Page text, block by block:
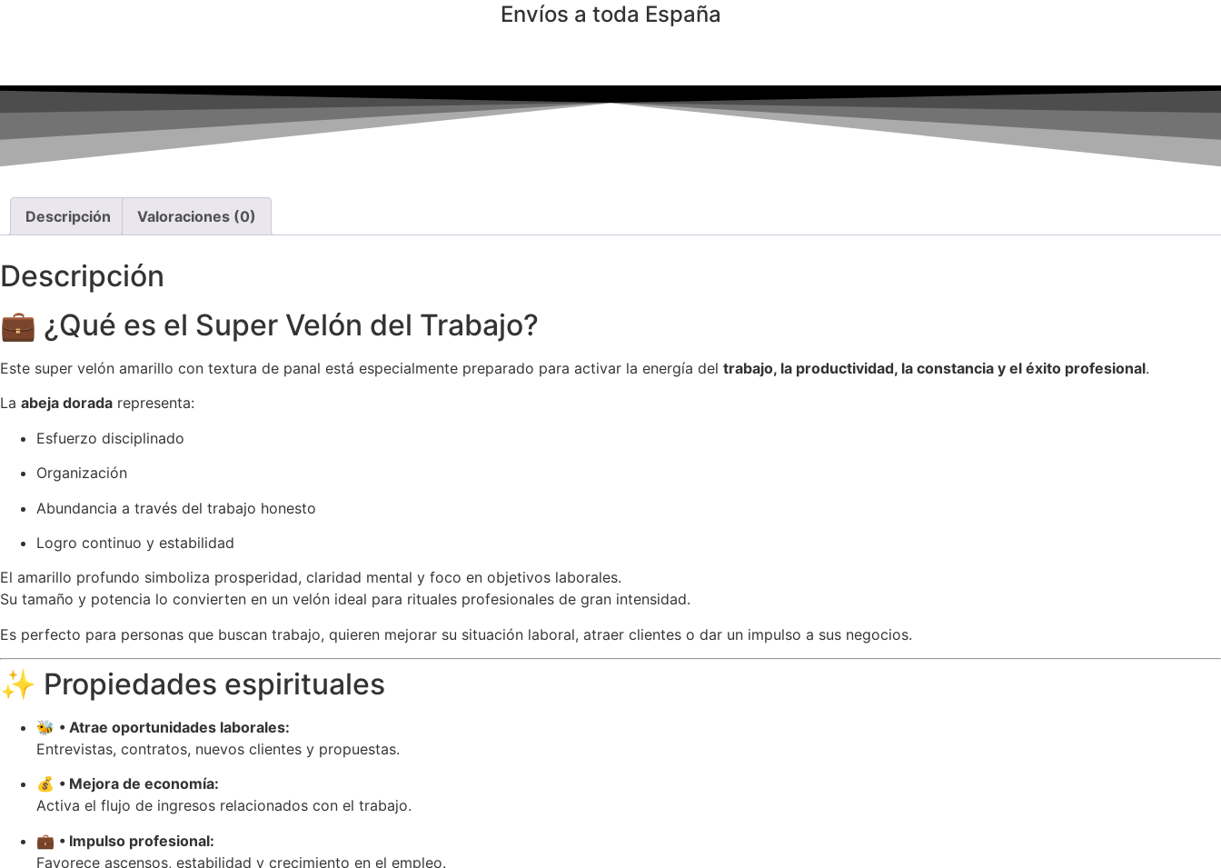
Envíos a toda España
Descripción Valoraciones (0)
Descripción
💼 ¿Qué es el Super Velón del Trabajo?
Este super velón amarillo con textura de panal está especialmente preparado para activar la energía del trabajo, la productividad, la constancia y el éxito profesional.
La abeja dorada representa:
Esfuerzo disciplinado
Organización
Abundancia a través del trabajo honesto
Logro continuo y estabilidad
El amarillo profundo simboliza prosperidad, claridad mental y foco en objetivos laborales.
Su tamaño y potencia lo convierten en un velón ideal para rituales profesionales de gran intensidad.
Es perfecto para personas que buscan trabajo, quieren mejorar su situación laboral, atraer clientes o dar un impulso a sus negocios.
✨ Propiedades espirituales
🐝 • Atrae oportunidades laborales:
Entrevistas, contratos, nuevos clientes y propuestas.
💰 • Mejora de economía:
Activa el flujo de ingresos relacionados con el trabajo.
💼 • Impulso profesional:
Favorece ascensos, estabilidad y crecimiento en el empleo.